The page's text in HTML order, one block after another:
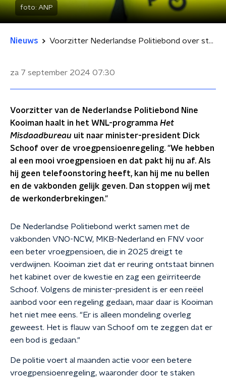
foto: ANP
Nieuws Voorzitter Nederlandse Politiebond over stakingen: 'Balen dat voetbalsupporters de dupe zijn, maar Schoof kan me nu bellen'
za 7 september 2024 07:30
Voorzitter van de Nederlandse Politiebond Nine
Kooiman haalt in het WNL-programma Het
Misdaadbureau uit naar minister-president Dick
Schoof over de vroegpensioenregeling. "We hebben
al een mooi vroegpensioen en dat pakt hij nu af. Als
hij geen telefoonstoring heeft, kan hij me nu bellen
en de vakbonden gelijk geven. Dan stoppen wij met
de werkonderbrekingen."
De Nederlandse Politiebond werkt samen met de
vakbonden VNO-NCW, MKB-Nederland en FNV voor
een beter vroegpensioen, die in 2025 dreigt te
verdwijnen. Kooiman ziet dat er reuring ontstaat binnen
het kabinet over de kwestie en zag een geïrriteerde
Schoof. Volgens de minister-president is er een reëel
aanbod voor een regeling gedaan, maar daar is Kooiman
het niet mee eens. "Er is alleen mondeling overleg
geweest. Het is flauw van Schoof om te zeggen dat er
een bod is gedaan."
De politie voert al maanden actie voor een betere
vroegpensioenregeling, waaronder door te staken